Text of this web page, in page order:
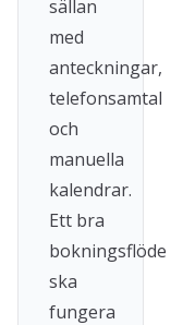
sällan
med
anteckningar,
telefonsamtal
och
manuella
kalendrar.
Ett bra
bokningsflöde
ska
fungera